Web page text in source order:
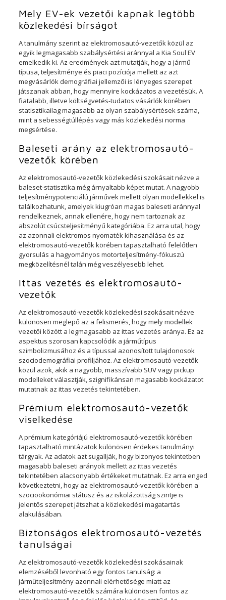
Mely EV-ek vezetői kapnak legtöbb
közlekedési bírságot
A tanulmány szerint az elektromosautó-vezetők közül az
egyik legmagasabb szabálysértési aránnyal a Kia Soul EV
emelkedik ki. Az eredmények azt mutatják, hogy a jármű
típusa, teljesítménye és piaci pozíciója mellett az azt
megvásárlók demográfiai jellemzői is lényeges szerepet
játszanak abban, hogy mennyire kockázatos a vezetésük. A
fiatalabb, illetve költségvetés-tudatos vásárlók körében
statisztikailag magasabb az olyan szabálysértések száma,
mint a sebességtúllépés vagy más közlekedési norma
megsértése.
Baleseti arány az elektromosautó-
vezetők körében
Az elektromosautó-vezetők közlekedési szokásait nézve a
baleset-statisztika még árnyaltabb képet mutat. A nagyobb
teljesítménypotenciálú járművek mellett olyan modellekkel is
találkozhatunk, amelyek kiugróan magas baleseti aránnyal
rendelkeznek, annak ellenére, hogy nem tartoznak az
abszolút csúcsteljesítményű kategóriába. Ez arra utal, hogy
az azonnali elektromos nyomaték kihasználása és az
elektromosautó-vezetők körében tapasztalható felelőtlen
gyorsulás a hagyományos motorteljesítmény-fókuszú
megközelítésnél talán még veszélyesebb lehet.
Ittas vezetés és elektromosautó-
vezetők
Az elektromosautó-vezetők közlekedési szokásait nézve
különösen meglepő az a felismerés, hogy mely modellek
vezetői között a legmagasabb az ittas vezetés aránya. Ez az
aspektus szorosan kapcsolódik a járműtípus
szimbolizmusához és a típussal azonosított tulajdonosok
szociodemográfiai profiljához. Az elektromosautó-vezetők
közül azok, akik a nagyobb, masszívabb SUV vagy pickup
modelleket választják, szignifikánsan magasabb kockázatot
mutatnak az ittas vezetés tekintetében.
Prémium elektromosautó-vezetők
viselkedése
A prémium kategóriájú elektromosautó-vezetők körében
tapasztalható mintázatok különösen érdekes tanulmányi
tárgyak. Az adatok azt sugallják, hogy bizonyos tekintetben
magasabb baleseti arányok mellett az ittas vezetés
tekintetében alacsonyabb értékeket mutatnak. Ez arra enged
következtetni, hogy az elektromosautó-vezetők körében a
szocioökonómiai státusz és az iskolázottság szintje is
jelentős szerepet játszhat a közlekedési magatartás
alakulásában.
Biztonságos elektromosautó-vezetés
tanulságai
Az elektromosautó-vezetők közlekedési szokásainak
elemzéséből levonható egy fontos tanulság: a
járműteljesítmény azonnali elérhetősége miatt az
elektromosautó-vezetők számára különösen fontos az